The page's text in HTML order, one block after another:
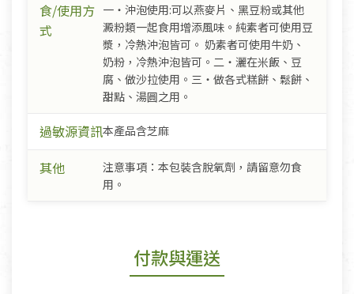
食/使用方
式
一‧沖泡使用:可以燕麥片、黑豆粉或其他
澱粉類一起食用增添風味。純素者可使用豆
漿，冷熱沖泡皆可。 奶素者可使用牛奶、
奶粉，冷熱沖泡皆可。二‧灑在米飯、豆
腐、做沙拉使用。三‧做各式糕餅、鬆餅、
甜點、湯圓之用。
過敏源資訊本產品含芝麻
其他
注意事項：本包裝含脫氧劑，請留意勿食
用。
付款與運送